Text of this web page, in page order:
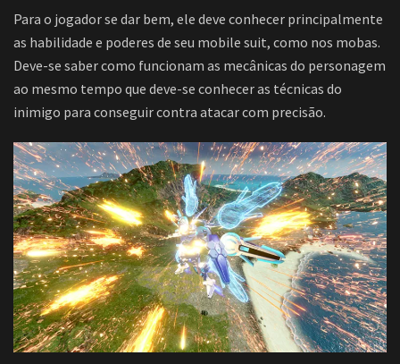
Para o jogador se dar bem, ele deve conhecer principalmente
as habilidade e poderes de seu mobile suit, como nos mobas.
Deve-se saber como funcionam as mecânicas do personagem
ao mesmo tempo que deve-se conhecer as técnicas do
inimigo para conseguir contra atacar com precisão.